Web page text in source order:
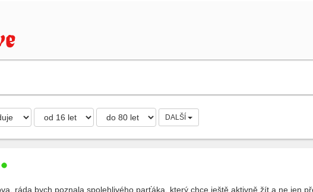
DALŠÍ
ráda bych poznala spolehlivého parťáka, který chce ještě aktivně žít a ne jen